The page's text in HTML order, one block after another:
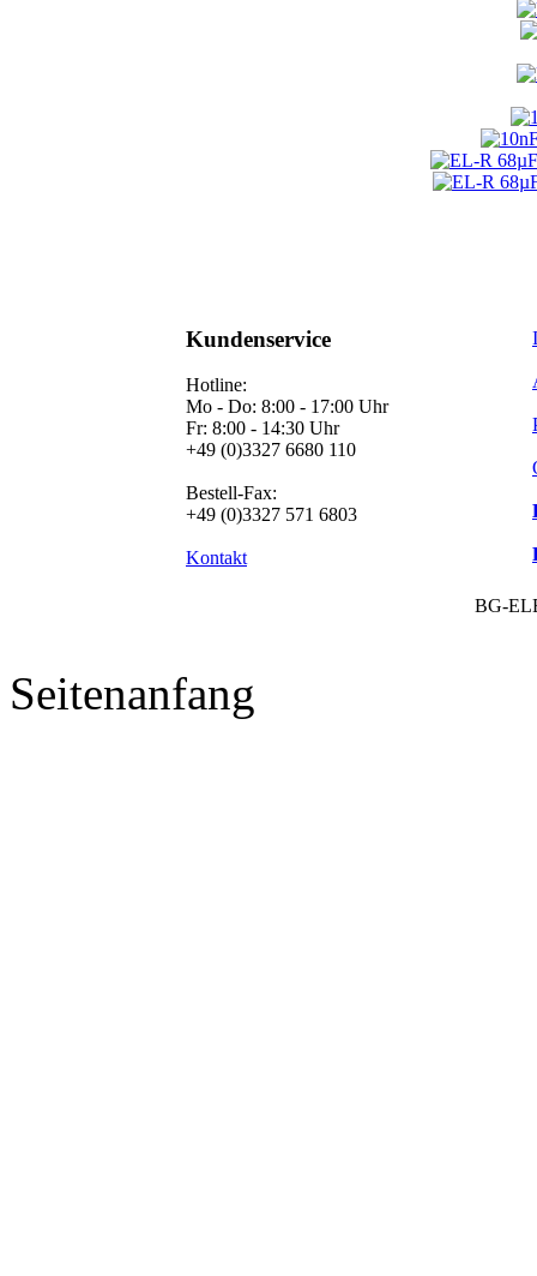
Kundenservice
Hotline:
Mo - Do: 8:00 - 17:00 Uhr
Fr: 8:00 - 14:30 Uhr
+49 (0)3327 6680 110
Bestell-Fax:
+49 (0)3327 571 6803
Kontakt
BG-
Seitenanfang